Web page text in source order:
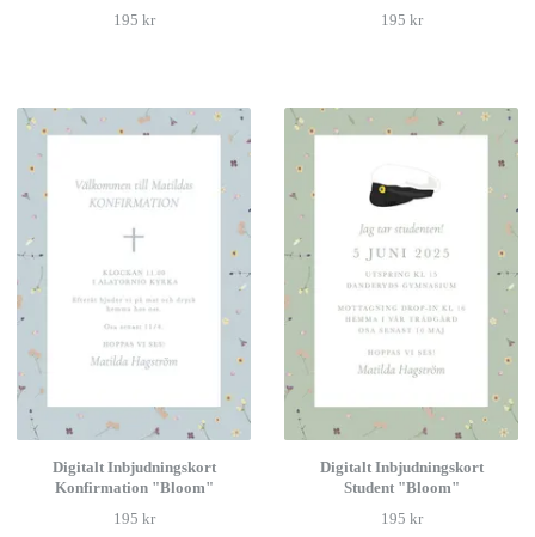
195 kr
195 kr
Digitalt Inbjudningskort
Konfirmation "Bloom"
195 kr
Digitalt Inbjudningskort
Student "Bloom"
195 kr